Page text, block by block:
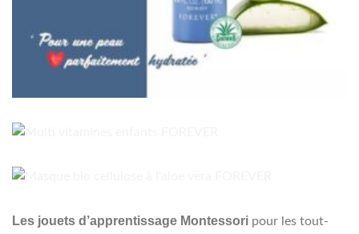
Les jouets d’apprentissage Montessori pour les tout-